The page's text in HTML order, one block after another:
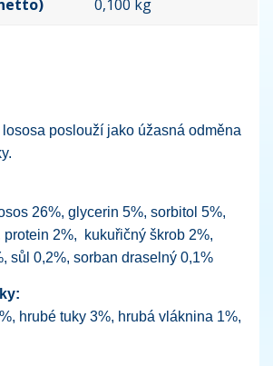
0,100 kg
poslouží jako úžasná odměna
26%, glycerin 5%, sorbitol 5%,
protein 2%, kukuřičný škrob 2%,
sůl 0,2%, sorban draselný 0,1%
hrubé tuky 3%, hrubá vláknina 1%,